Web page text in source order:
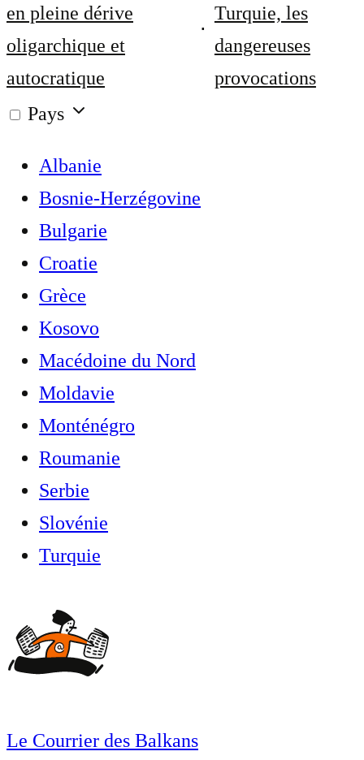
en pleine dérive
oligarchique et
autocratique
Turquie, les
dangereuses
provocations
Pays
Albanie
Bosnie-Herzégovine
Bulgarie
Croatie
Grèce
Kosovo
Macédoine du Nord
Moldavie
Monténégro
Roumanie
Serbie
Slovénie
Turquie
Le Courrier des Balkans